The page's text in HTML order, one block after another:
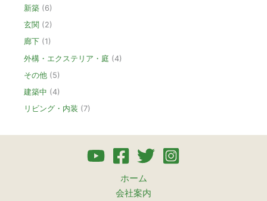
新築 (6)
玄関 (2)
廊下 (1)
外構・エクステリア・庭 (4)
その他 (5)
建築中 (4)
リビング・内装 (7)
ホーム
会社案内